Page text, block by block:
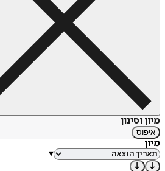
מיון וסינון
איפוס
מיון
▾